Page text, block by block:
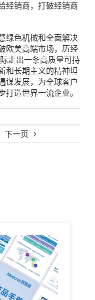
下一页
经销商，打破经销商
绿色机械和全面解决
欧美高端市场，历经
走出一条高质量可持
和长期主义的精神坦
谋发展，为全球客户
造世界一流企业。